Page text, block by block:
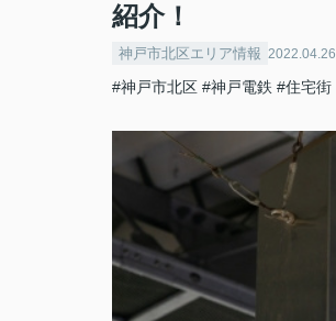
紹介！
神戸市北区エリア情報 2022.04.26
#神戸市北区 #神戸電鉄 #住宅街